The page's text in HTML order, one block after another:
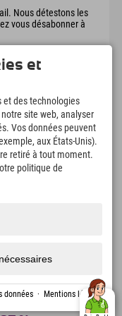
Nous détestons les
vous désabonner à
Pistes de ski et de
et
et des technologies
site web, analyser
Vos données peuvent
aux États-Unis).
retiré à tout moment.
politique de
données · Mentions légales